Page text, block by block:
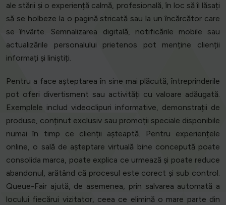
ale stării și o experiență calmă, profesională, în loc să îi lăsați
să se holbeze la o pagină stricată sau la un încărcător care
se învârte. Semnalizarea digitală, notificările mobile sau
actualizările personalului prietenos pot menține clienții
informați și liniștiți.
Pentru a face așteptarea în sine mai plăcută, întreprinderile
pot oferi divertisment sau activități cu valoare adăugată.
Exemplele includ videoclipuri informative, demonstrații de
produse, conținut exclusiv sau promoții speciale disponibile
numai în timp ce clienții așteaptă. Pentru experiențele
online, o sală de așteptare virtuală bine concepută poate
consolida marca, poate explica ce urmează și poate reduce
abandonul, arătând că procesul este corect și sub control.
Queue-Fair ajută, de asemenea, prin salvarea automată a
locului fiecărui vizitator, ceea ce elimină o mare parte din